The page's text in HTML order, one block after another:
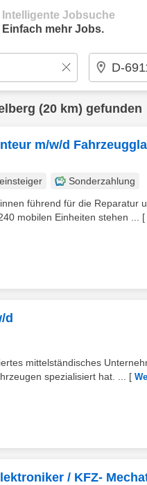
Intelligente Jobsuche
Einfach mehr Jobs.
(20 km) gefunden
m/w/d
Sonderzahlung
führend für die Reparatur
mobilen Einheiten stehen ...
[
d
mittelständisches
spezialisiert hat. ...
[
/ KFZ-